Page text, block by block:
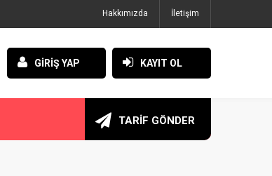
Hakkımızda İletişim
GİRİŞ YAP KAYIT OL
TARİF GÖNDER